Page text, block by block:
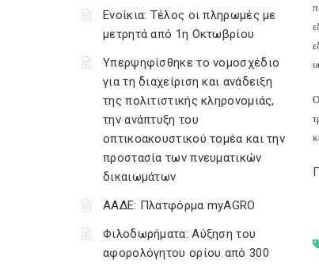
Ενοίκια: Τέλος οι πληρωμές με
μετρητά από 1η Οκτωβρίου
Υπερψηφίσθηκε το νομοσχέδιο
για τη διαχείριση και ανάδειξη
της πολιτιστικής κληρονομιάς,
την ανάπτυξη του
οπτικοακουστικού τομέα και την
προστασία των πνευματικών
δικαιωμάτων
ΑΑΔΕ: Πλατφόρμα myAGRO
Φιλοδωρήματα: Αύξηση του
αφορολόγητου ορίου από 300